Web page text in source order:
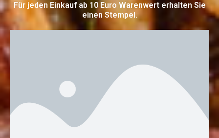
Für jeden Einkauf ab 10 Euro Warenwert erhalten Sie
einen Stempel.